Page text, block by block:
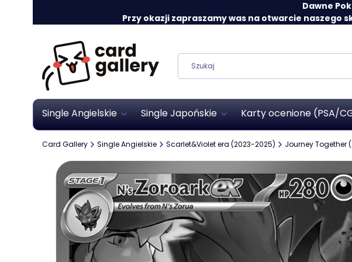
Dawne
Przy okazji zapraszamy was na otwarcie naszego
Single Angielskie Single Japońskie Karty ocenione (PSA/
Card Gallery Single Angielskie Scarlet&Violet era (2023-2025) Journey Together